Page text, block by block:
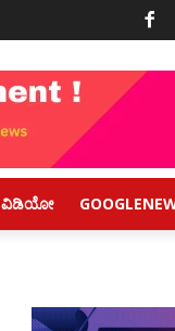
ವಿಡಿಯೋ